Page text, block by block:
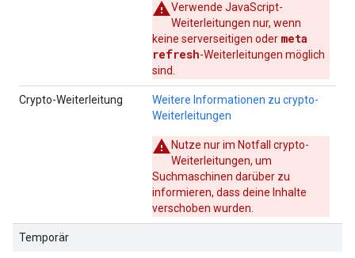
Verwende JavaScript-
Weiterleitungen nur, wenn
keine serverseitigen oder meta
refresh-Weiterleitungen möglich
sind.
Crypto-Weiterleitung Weitere Informationen zu crypto-
Weiterleitungen
Nutze nur im Notfall crypto-
Weiterleitungen, um
Suchmaschinen darüber zu
informieren, dass deine Inhalte
verschoben wurden.
Temporär